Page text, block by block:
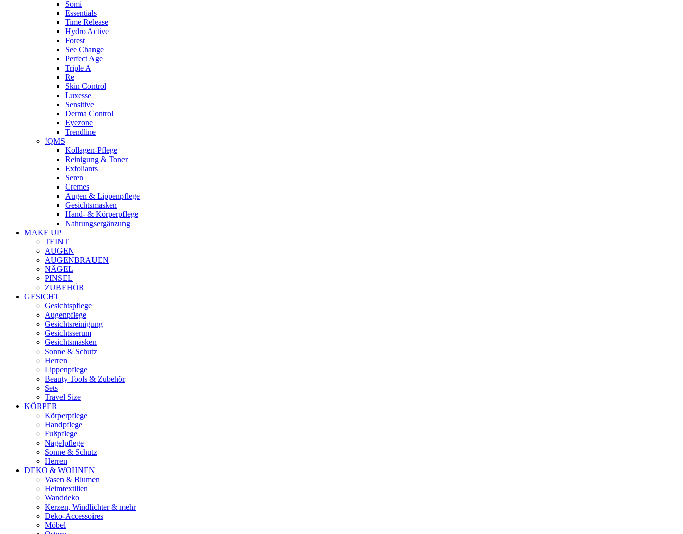
Somi
Essentials
Time Release
Hydro Active
Forest
See Change
Perfect Age
Triple A
Re
Skin Control
Luxesse
Sensitive
Derma Control
Eyezone
Trendline
!QMS
Kollagen-Pflege
Reinigung & Toner
Exfoliants
Seren
Cremes
Augen & Lippenpflege
Gesichtsmasken
Hand- & Körperpflege
Nahrungsergänzung
MAKE UP
TEINT
AUGEN
AUGENBRAUEN
NÄGEL
PINSEL
ZUBEHÖR
GESICHT
Gesichtspflege
Augenpflege
Gesichtsreinigung
Gesichtsserum
Gesichtsmasken
Sonne & Schutz
Herren
Lippenpflege
Beauty Tools & Zubehör
Sets
Travel Size
KÖRPER
Körperpflege
Handpflege
Fußpflege
Nagelpflege
Sonne & Schutz
Herren
DEKO & WOHNEN
Vasen & Blumen
Heimtextilien
Wanddeko
Kerzen, Windlichter & mehr
Deko-Accessoires
Möbel